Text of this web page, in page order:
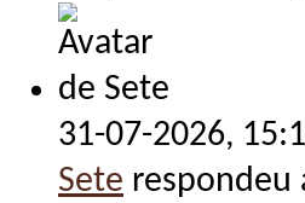
31-07-2026,
Sete